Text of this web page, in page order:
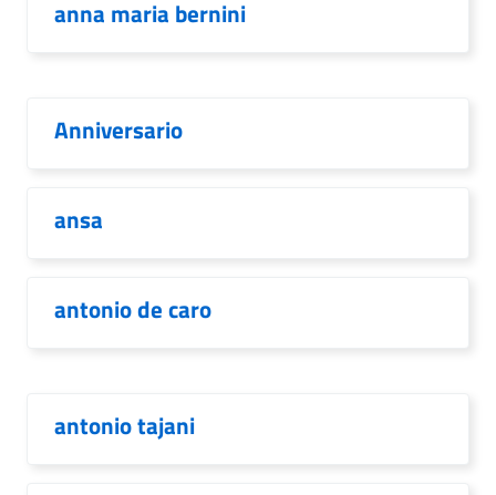
anna maria bernini
Anniversario
ansa
antonio de caro
antonio tajani